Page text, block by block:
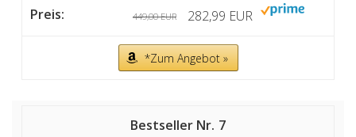
449,00 EUR 282,99 EUR
*Zum Angebot »
7